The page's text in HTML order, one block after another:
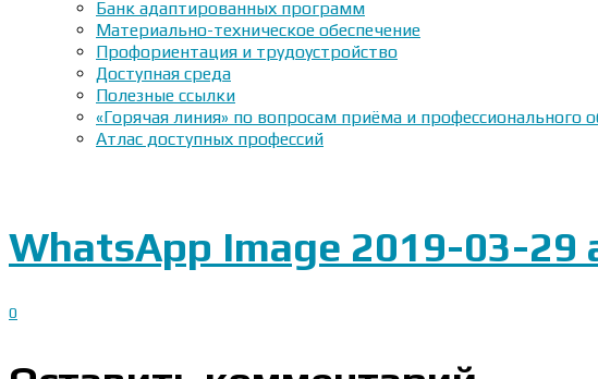
Банк адаптированных программ
Материально-техническое обеспечение
Профориентация и трудоустройство
Доступная среда
Полезные ссылки
«Горячая линия» по вопросам приёма и
Атлас доступных профессий
WhatsApp Image 2019-03-29
0